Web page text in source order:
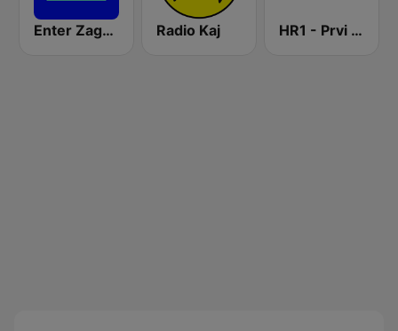
Enter Zagreb Radio Kaj HR1 - Prvi program